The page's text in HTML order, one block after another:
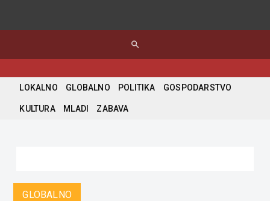
search
LOKALNO GLOBALNO POLITIKA GOSPODARSTVO
KULTURA MLADI ZABAVA
GLOBALNO